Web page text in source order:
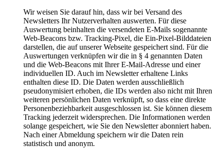
Wir weisen Sie darauf hin, dass wir bei Versand des
Newsletters Ihr Nutzerverhalten auswerten. Für diese
Auswertung beinhalten die versendeten E-Mails sogenannte
Web-Beacons bzw. Tracking-Pixel, die Ein-Pixel-Bilddateien
darstellen, die auf unserer Webseite gespeichert sind. Für die
Auswertungen verknüpfen wir die in § 4 genannten Daten
und die Web-Beacons mit Ihrer E-Mail-Adresse und einer
individuellen ID. Auch im Newsletter erhaltene Links
enthalten diese ID. Die Daten werden ausschließlich
pseudonymisiert erhoben, die IDs werden also nicht mit Ihren
weiteren persönlichen Daten verknüpft, so dass eine direkte
Personenbeziehbarkeit ausgeschlossen ist. Sie können diesem
Tracking jederzeit widersprechen. Die Informationen werden
solange gespeichert, wie Sie den Newsletter abonniert haben.
Nach einer Abmeldung speichern wir die Daten rein
statistisch und anonym.